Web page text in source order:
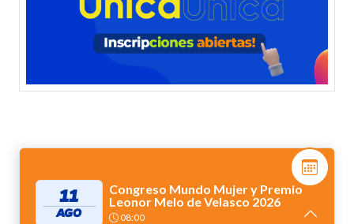
11
AGO
Congreso Mundo Mujer y Premio
Leonor Melo de Velasco 2026
08:00